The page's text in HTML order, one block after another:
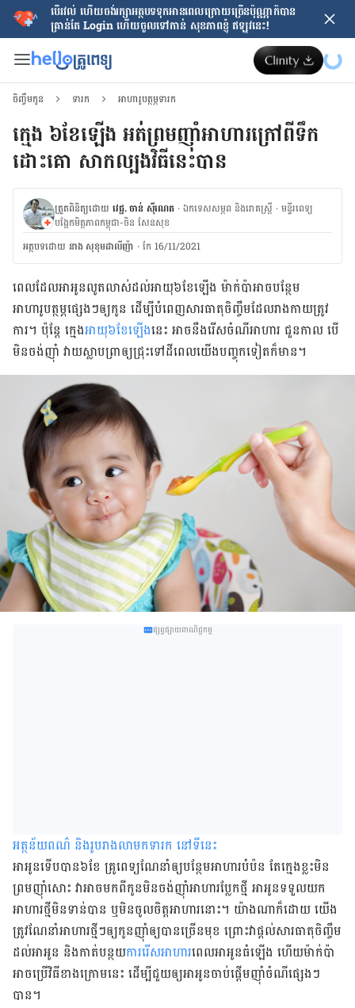
បើរវល់ ហើយចង់​រក្សាអត្ថបទទុកអានពេលក្រោយ​ច្រើនប៉ុណ្ណាក៏បាន
គ្រាន់តែ​ Login ហើយចូលទៅកាន់ សុខភាពខ្ញុំ ឥឡូវនេះ!
ចិញ្ចឹមកូន ទារក អាហារូបត្ថម្ភទារក
ក្មេង ៦ខែឡើង អត់ព្រមញ៉ាំអាហារក្រៅពីទឹក
ដោះគោ សាកល្បងវិធីនេះបាន
ត្រួតពិនិត្យដោយ វេជ្ជ. ចាន់ ស៊ីណេត ·ឯកទេសសម្ភព និងរោគស្ត្រី ·ម​ន្ទីរពេទ្យ
បង្អែកមិត្តភាពកម្ពុជា-ចិន សែនសុខ
អត្ថបទ​ដោយ នាង សុខុមដាលីញ៉ា ·កែ 16/11/2021
ពេល​ដែល​អា​អូន​លូតលាស់​ដល់​អាយុ​៦​ខែ​ឡើង ម៉ាក់​ប៉ា​អាច​បន្ថែម​
អាហារូបត្ថម្ភ​ផ្សេង​ៗ​ឲ្យ​កូន ដើម្បី​បំពេញ​​សារធាតុ​ចិញ្ចឹម​ដែល​រាងកាយ​ត្រូវ​
ការ។ ប៉ុន្តែ ក្មេង​អាយុ​៦​ខែ​ឡើង​នេះ អាច​នឹង​រើស​ចំណី​អាហារ ជួន​កាល បើ​
មិន​ចង់​ញ៉ាំ វាយ​ស្លាប​ព្រា​ឲ្យ​ជ្រុះ​ទៅ​ដី​ពេល​យើង​បញ្ចុក​ទៀត​ក៏​មាន។
ផ្សព្វផ្សាយពាណិជ្ជកម្ម
អត្ថន័យពណ៌ និងរូបរាងលាមកទារក នៅទីនេះ
អា​អូន​ទើប​បាន​៦​ខែ គ្រូពេទ្យ​ណែនាំ​ឲ្យ​បន្ថែម​អាហារ​បំប៉ន​ តែ​ក្មេង​ខ្លះ​មិន​
ព្រម​ញ៉ាំ​សោះ វា​អាច​មក​ពី​កូន​មិន​ចង់​ញ៉ាំ​អាហារ​ប្លែក​ថ្មី អា​អូន​ទទួល​យក​
អាហារ​ថ្មី​មិន​ទាន់​បាន ឬ​មិន​ចូល​ចិត្ត​អាហារ​នោះ។ យ៉ាង​ណា​ក៏​ដោយ យើង​
ត្រូវ​ណែនាំ​អាហារ​ថ្មី​ៗ​ឲ្យ​កូន​ញ៉ាំ​ឲ្យ​បាន​ច្រើន​មុខ ព្រោះ​វា​ផ្ដល់​សារធាតុ​ចិញ្ចឹម​
ដល់​អា​អូន និង​កាត់បន្ថយ​ការ​រើស​អាហារ​ពេល​អា​អូន​ធំ​ឡើង ហើយ​ម៉ាក់​ប៉ា​
អាច​ប្រើ​វិធី​ខាង​ក្រោម​នេះ ដើម្បី​ជួយ​ឲ្យ​អា​អូន​ចាប់​ផ្ដើម​ញ៉ាំ​ចំណី​ផ្សេង​ៗ​
បាន។